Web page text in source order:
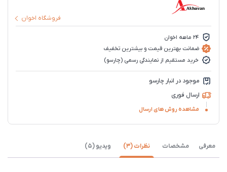
فروشگاه اخوان
۲۴ ماهه اخوان
ضمانت بهترین قیمت و بیشترین تخفیف
خرید مستقیم از نمایندگی رسمی (چارسو)
موجود در انبار چارسو
ارسال فوری
مشاهده روش های ارسال
معرفی مشخصات نظرات (3) ویدیو (5)